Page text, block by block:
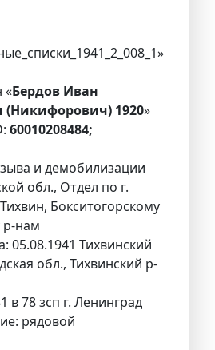
«Бердов Иван
1920»
60010208484;
и демобилизации
обл., Отдел по г.
Бокситогорскому
р-нам
05.08.1941 Тихвинский
обл., Тихвинский р-
в 78 зсп г. Ленинград
рядовой